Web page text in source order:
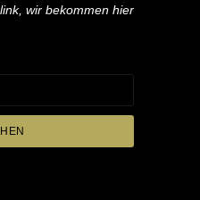
wir bekommen hier